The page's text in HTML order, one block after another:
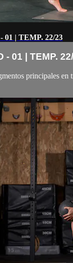
| TEMP. 22/23
- 01 | TEMP.
principales en